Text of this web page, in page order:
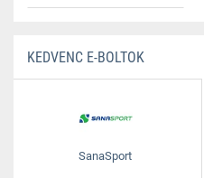
KEDVENC E-BOLTOK
SanaSport